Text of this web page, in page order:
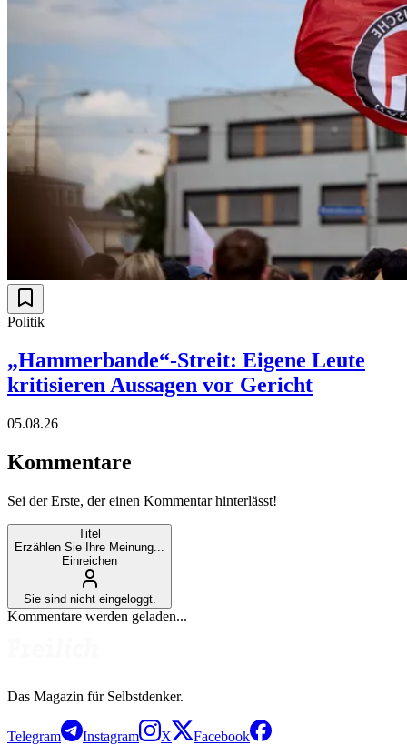
Politik
„Hammerbande“-Streit: Eigene Leute
kritisieren Aussagen vor Gericht
05.08.26
Kommentare
Sei der Erste, der einen Kommentar hinterlässt!
Titel
Erzählen Sie Ihre Meinung...
Einreichen
Sie sind nicht eingeloggt.
Kommentare werden geladen...
Das Magazin für Selbstdenker.
Telegram Instagram X Facebook